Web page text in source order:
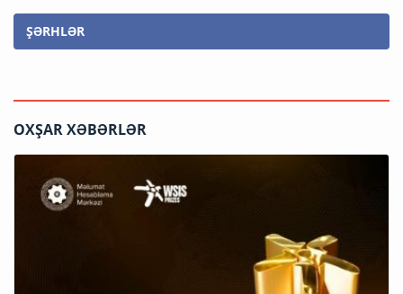
ŞƏRHLƏR
OXŞAR XƏBƏRLƏR